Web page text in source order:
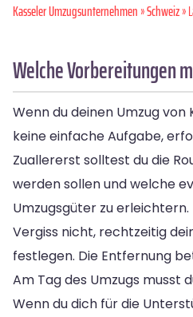
Kasseler Umzugsunternehmen»Schweiz»
Welche Vorbereitungen
Wenn du deinen Umzug
keine einfache Aufgabe,
Zuallererst solltest du die
werden sollen und welche
Umzugsgüter zu erleichtern.
Vergiss nicht, rechtzeitig
festlegen. Die Entfernung
Am Tag des Umzugs musst
Wenn du dich für die